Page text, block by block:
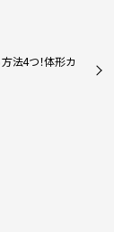
法4つ！体形カ